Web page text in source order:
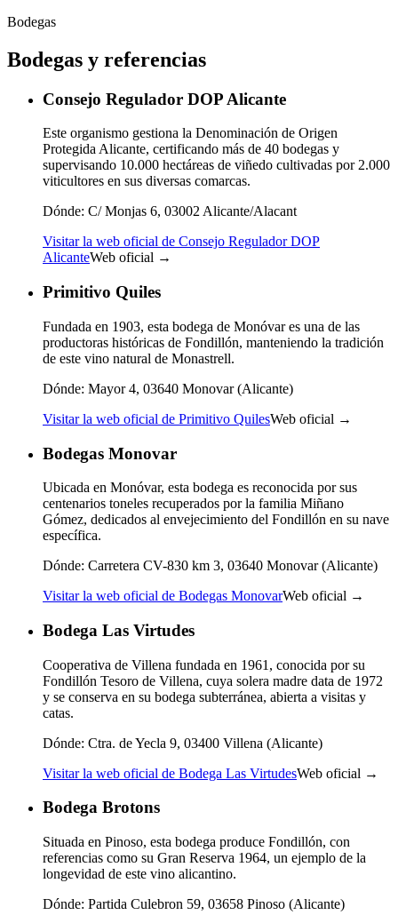
Bodegas
Bodegas y referencias
Consejo Regulador DOP Alicante
Este organismo gestiona la Denominación de Origen
Protegida Alicante, certificando más de 40 bodegas y
supervisando 10.000 hectáreas de viñedo cultivadas por 2.000
viticultores en sus diversas comarcas.
Dónde: C/ Monjas 6, 03002 Alicante/Alacant
Visitar la web oficial de Consejo Regulador DOP
AlicanteWeb oficial →
Primitivo Quiles
Fundada en 1903, esta bodega de Monóvar es una de las
productoras históricas de Fondillón, manteniendo la tradición
de este vino natural de Monastrell.
Dónde: Mayor 4, 03640 Monovar (Alicante)
Visitar la web oficial de Primitivo QuilesWeb oficial →
Bodegas Monovar
Ubicada en Monóvar, esta bodega es reconocida por sus
centenarios toneles recuperados por la familia Miñano
Gómez, dedicados al envejecimiento del Fondillón en su nave
específica.
Dónde: Carretera CV-830 km 3, 03640 Monovar (Alicante)
Visitar la web oficial de Bodegas MonovarWeb oficial →
Bodega Las Virtudes
Cooperativa de Villena fundada en 1961, conocida por su
Fondillón Tesoro de Villena, cuya solera madre data de 1972
y se conserva en su bodega subterránea, abierta a visitas y
catas.
Dónde: Ctra. de Yecla 9, 03400 Villena (Alicante)
Visitar la web oficial de Bodega Las VirtudesWeb oficial →
Bodega Brotons
Situada en Pinoso, esta bodega produce Fondillón, con
referencias como su Gran Reserva 1964, un ejemplo de la
longevidad de este vino alicantino.
Dónde: Partida Culebron 59, 03658 Pinoso (Alicante)